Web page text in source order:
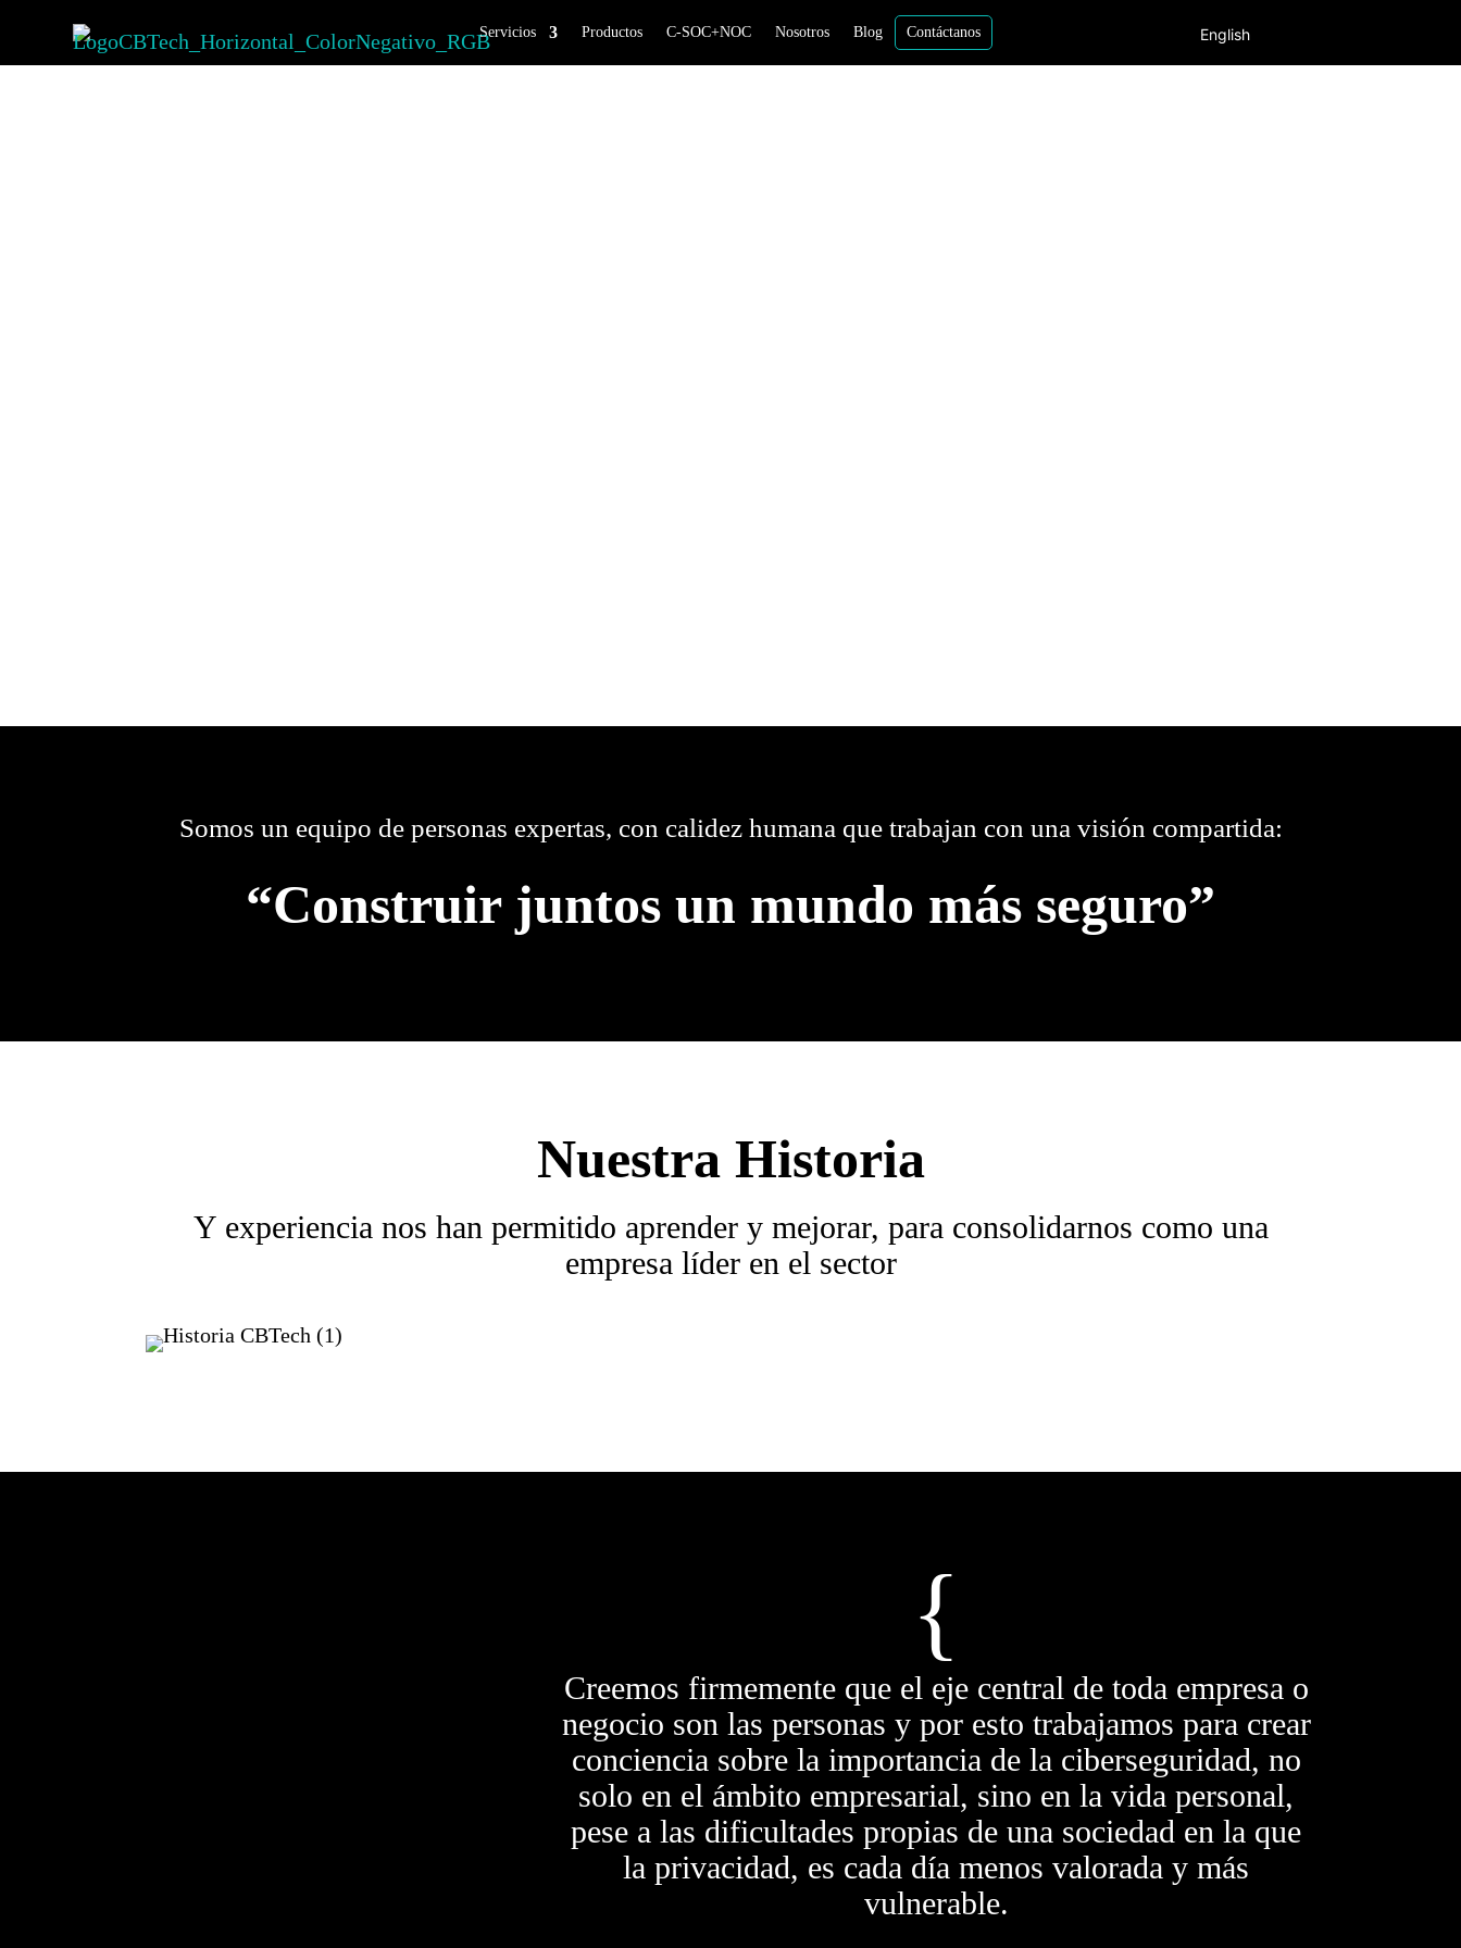
Servicios Productos C-SOC+NOC Nosotros Blog Contáctanos English
Somos un equipo de personas expertas, con calidez humana que trabajan con una visión compartida:
“Construir juntos un mundo más seguro”
Nuestra Historia
Y experiencia nos han permitido aprender y mejorar, para consolidarnos como una
empresa líder en el sector
{
Creemos firmemente que el eje central de toda empresa o
negocio son las personas y por esto trabajamos para crear
conciencia sobre la importancia de la ciberseguridad, no
solo en el ámbito empresarial, sino en la vida personal,
pese a las dificultades propias de una sociedad en la que
la privacidad, es cada día menos valorada y más
vulnerable.